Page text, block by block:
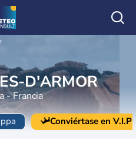
D'ARMOR
- Francia
Conviértase en V.I.P